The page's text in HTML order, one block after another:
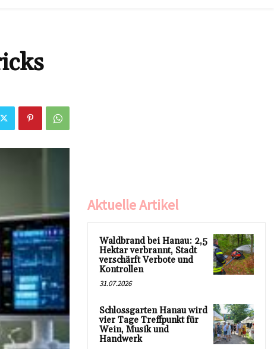
Aktuelle Artikel
Waldbrand bei Hanau: 2,5
Hektar verbrannt, Stadt
verschärft Verbote und
Kontrollen
31.07.2026
Schlossgarten Hanau wird
vier Tage Treffpunkt für
Wein, Musik und
Handwerk